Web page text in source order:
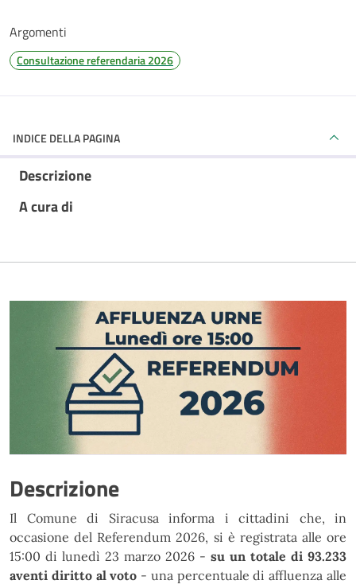
Argomenti
Consultazione referendaria 2026
INDICE DELLA PAGINA
Descrizione
A cura di
Descrizione
Il Comune di Siracusa informa i cittadini che, in
occasione del Referendum 2026, si è registrata alle ore
15:00 di lunedì 23 marzo 2026 - su un totale di 93.233
aventi diritto al voto - una percentuale di affluenza alle